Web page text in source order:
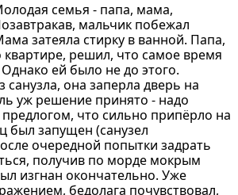
семья - папа, мама,
мальчик побежал
затеяла стирку в ванной. Папа,
решил, что самое время
ей было не до этого.
она заперла дверь на
уж решение принято - надо
что сильно припёрло на
был запущен (санузел
очередной попытки задрать
получив по морде мокрым
изгнан окончательно. Уже
бедолага почувствовал,